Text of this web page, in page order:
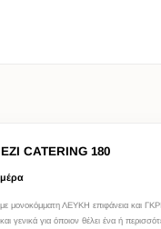
CATERING 180
μονοκόμματη ΛΕΥΚΗ επιφάνεια και
γενικά για όποιον θέλει ένα ή